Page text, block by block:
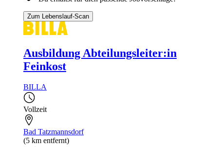
Zum Lebenslauf-Scan
Ausbildung Abteilungsleiter:in
Feinkost
BILLA
Vollzeit
Bad Tatzmannsdorf
(5 km entfernt)